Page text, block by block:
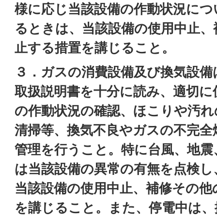
様に応じ当該設備の作動状況に
るときは、当該設備の使用中止
止する措置を講じること。
３．ガスの消費設備及び換気設
取扱説明書を十分に読み、適切
の作動状況の確認、ほこりや汚
清掃等、換気不良やガスの不完
管理を行うこと。特に台風、地
は当該設備の異常の有無を点検
当該設備の使用中止、補修その
を講じること。また、停電中は